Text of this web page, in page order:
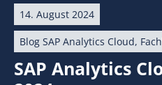
14. August 2024
Blog SAP Analytics Cloud,
SAP Analytics